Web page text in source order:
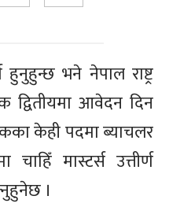
हुनुहुन्छ भने नेपाल राष्ट्र
द्वितीयमा आवेदन दिन
केही पदमा ब्याचलर
मास्टर्स उत्तीर्ण
।